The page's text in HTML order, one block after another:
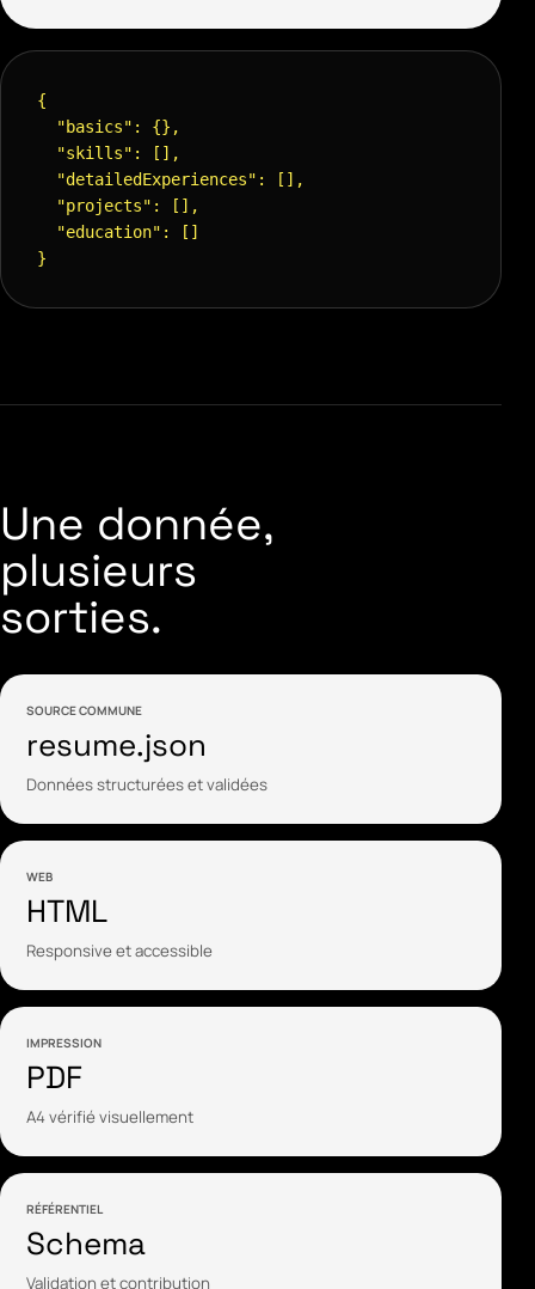
{
  "basics": {},
  "skills": [],
  "detailedExperiences": [],
  "projects": [],
  "education": []
}
Une donnée,
plusieurs
sorties.
SOURCE COMMUNE
resume.json
Données structurées et validées
WEB
HTML
Responsive et accessible
IMPRESSION
PDF
A4 vérifié visuellement
RÉFÉRENTIEL
Schema
Validation et contribution